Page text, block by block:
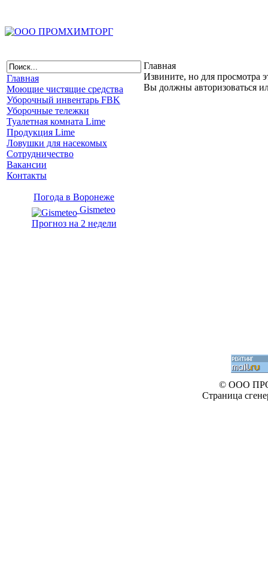
Главная
Моющие чистящие средства
Уборочный инвентарь FBK
Уборочные тележки
Туалетная комната Lime
Продукция Lime
Ловушки для насекомых
Сотрудничество
Вакансии
Контакты
Погода в Воронеже
Gismeteo
Прогноз на 2 недели
Главная
Извините, но для просмотра
Вы должны авторизоваться
© ООО
Страница